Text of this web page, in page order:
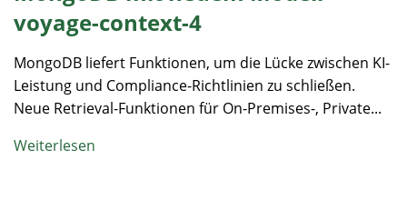
voyage-context-4
MongoDB liefert Funktionen, um die Lücke zwischen KI-
Leistung und Compliance-Richtlinien zu schließen.
Neue Retrieval-Funktionen für On-Premises-, Private...
Weiterlesen